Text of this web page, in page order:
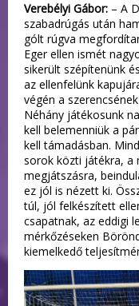
Verebélyi Gábor: – A
szabadrúgás után
gólt rúgva
Eger ellen ismét
sikerült szépítenünk
az ellenfelünk
végén a
Néhány játékosunk
kell belemenniük a
kell támadásban.
sorok közti játékra, a
megjátszásra,
ez jól is nézett ki.
túl, jól felkészített
csapatnak, az eddigi
mérkőzéseken
kiemelkedő